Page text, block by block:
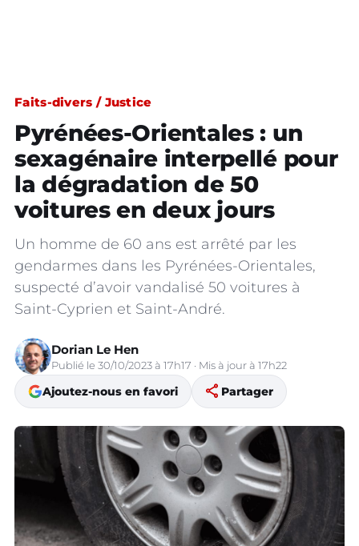
Faits-divers / Justice
Pyrénées-Orientales : un
sexagénaire interpellé pour
la dégradation de 50
voitures en deux jours
Un homme de 60 ans est arrêté par les
gendarmes dans les Pyrénées-Orientales,
suspecté d’avoir vandalisé 50 voitures à
Saint-Cyprien et Saint-André.
Dorian Le Hen
Publié le 30/10/2023 à 17h17 · Mis à jour à 17h22
Ajoutez-nous en favori share Partager